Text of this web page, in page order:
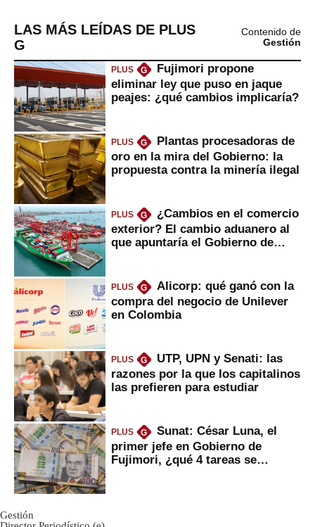
LAS MÁS LEÍDAS DE PLUS
G
Contenido de
Gestión
PLUS G
Fujimori propone
eliminar ley que puso en jaque
peajes: ¿qué cambios implicaría?
PLUS G
Plantas procesadoras de
oro en la mira del Gobierno: la
propuesta contra la minería ilegal
PLUS G
¿Cambios en el comercio
exterior? El cambio aduanero al
que apuntaría el Gobierno de
PLUS G
Alicorp: qué ganó con la
compra del negocio de Unilever
en Colombia
PLUS G
UTP, UPN y Senati: las
razones por la que los capitalinos
las prefieren para estudiar
PLUS G
Sunat: César Luna, el
primer jefe en Gobierno de
Fujimori, ¿qué 4 tareas se
Gestión